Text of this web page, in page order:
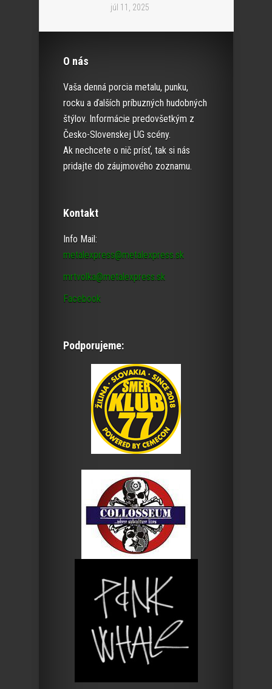
júl 11, 2025
O nás
Vaša denná porcia metalu, punku,
rocku a ďalších príbuzných hudobných
štýlov. Informácie predovšetkým z
Česko-Slovenskej UG scény.
Ak nechcete o nič prísť, tak si nás
pridajte do záujmového zoznamu.
Kontakt
Info Mail:
metalexpress@metalexpress.sk
mrtvolka@metalexpress.sk
Facebook
Podporujeme: